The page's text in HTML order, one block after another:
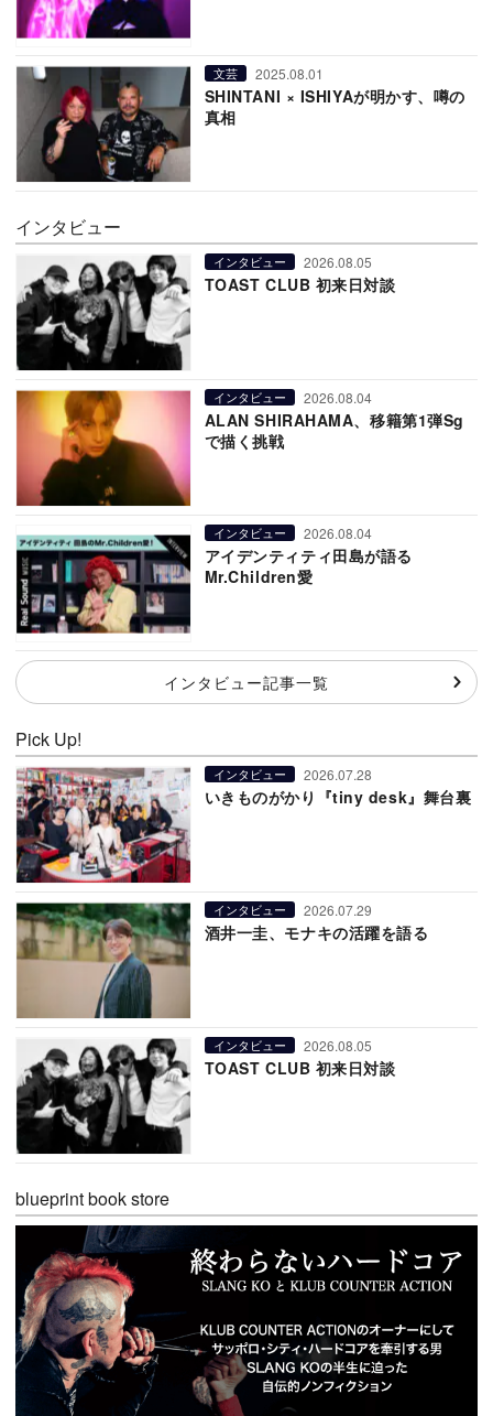
文芸 2025.08.01
SHINTANI × ISHIYAが明かす、噂の
真相
インタビュー
インタビュー 2026.08.05
TOAST CLUB 初来日対談
インタビュー 2026.08.04
ALAN SHIRAHAMA、移籍第1弾Sg
で描く挑戦
インタビュー 2026.08.04
アイデンティティ田島が語る
Mr.Children愛
インタビュー記事一覧
Pick Up!
インタビュー 2026.07.28
いきものがかり『tiny desk』舞台裏
インタビュー 2026.07.29
酒井一圭、モナキの活躍を語る
インタビュー 2026.08.05
TOAST CLUB 初来日対談
blueprint book store